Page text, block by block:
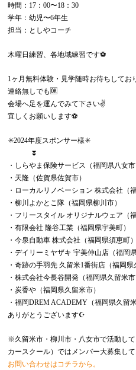
時間：17：00〜18：30
学年：幼児〜6年生
担当：としやコーチ
木曜日練習、各地域練習です⚽️
1ヶ月無料体験・見学随時お待ちしてお
連絡無しでも🆗
会場へ足を運んでみて下さい✌️
宜しくお願いします⚽️
✳️2024年度スポンサー様✳️
⏬
・しらやま保険サービス（福岡県八女市
・天隆（佐賀県佐賀市）
・ローカルリノベーション 株式会社（
・柳川よかとこ隊（福岡県柳川市）
・フリースタイル オリジナルウェア（
・有限会社 隆谷工業（福岡県宇美町）
・今泉自動車 株式会社（福岡県須恵町）
・デイリーミヤザキ 宇美仲山店（福岡
・奇跡の手羽先 久留米1番街店（福岡県
・株式会社今長谷開発（福岡県久留米市
・炭香や（福岡県久留米市）
・福岡DREM ACADEMY（福岡県久留米
ありがとうございます☪️
※久留米市・柳川市・八女市で活動し
カースクール）ではメンバー大募集して
お問い合わせはコチラから。